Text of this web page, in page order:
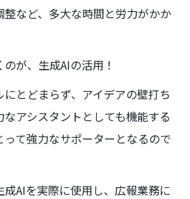
など、多大な時間と労力がかか
が、生成AIの活用！
とどまらず、アイデアの壁打ち
アシスタントとしても機能する
て強力なサポーターとなるので
AIを実際に使用し、広報業務に